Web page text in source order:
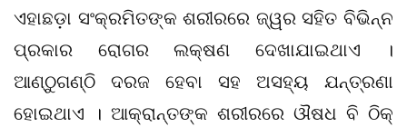
ଏହାଛଡ଼ା ସଂକ୍ରମିତଙ୍କ ଶରୀରରେ ଜ୍ୱର ସହିତ ବିଭିନ୍ନ
ପ୍ରକାର ରୋଗର ଲକ୍ଷଣ ଦେଖାଯାଇଥାଏ ।
ଆଣ୍ଠୁଗଣ୍ଠି ଦରଜ ହେବା ସହ ଅସହ୍ୟ ଯନ୍ତ୍ରଣା
ହୋଇଥାଏ । ଆକ୍ରାନ୍ତଙ୍କ ଶରୀରରେ ଔଷଧ ବି ଠିକ୍